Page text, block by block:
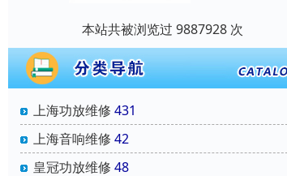
本站共被浏览过 9887928 次
上海功放维修 431
上海音响维修 42
皇冠功放维修 48